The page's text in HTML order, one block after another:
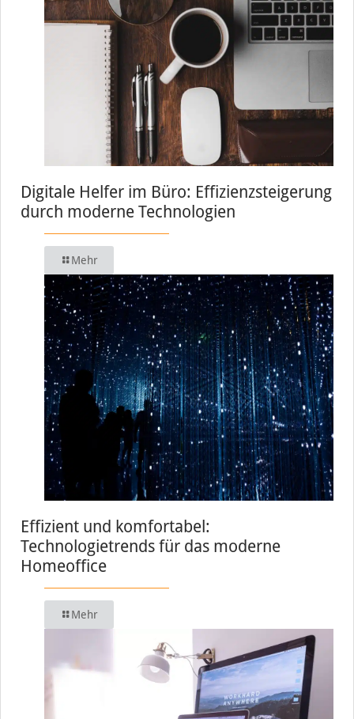
Digitale Helfer im Büro: Effizienzsteigerung
durch moderne Technologien
Mehr
Effizient und komfortabel:
Technologietrends für das moderne
Homeoffice
Mehr